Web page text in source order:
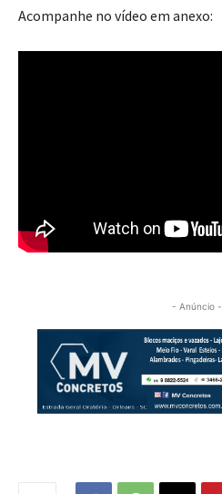
Acompanhe no vídeo em anexo:
- Anúncio -